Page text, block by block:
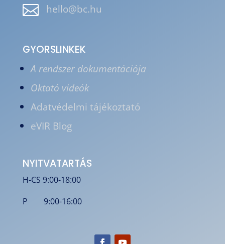
 hello@bc.hu
GYORSLINKEK
A rendszer dokumentációja
Oktató videók
Adatvédelmi tájékoztató
eVIR Blog
NYITVATARTÁS
H-CS 9:00-18:00
P 9:00-16:00